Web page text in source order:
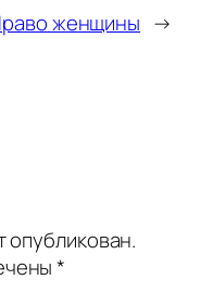
женщины →
опубликован.
*